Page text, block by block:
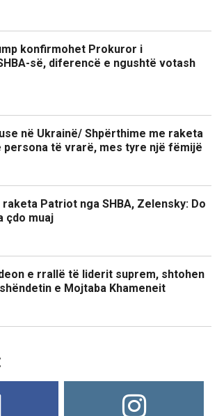
konfirmohet Prokuror i
së, diferencë e ngushtë votash
në Ukrainë/ Shpërthime me raketa
persona të vrarë, mes tyre një fëmijë
Patriot nga SHBA, Zelensky: Do
çdo muaj
e rrallë të liderit suprem, shtohen
e Mojtaba Khameneit